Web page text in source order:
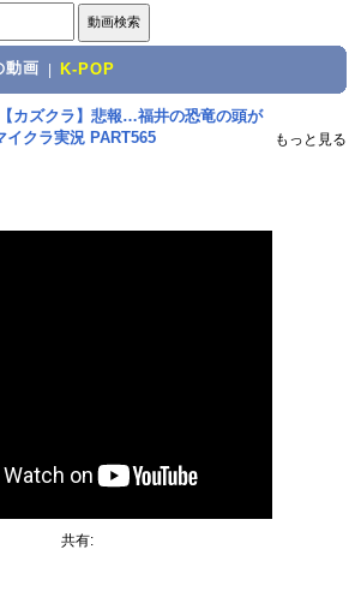
動画 K-POP
【カズクラ】悲報…福井の恐竜の頭が
イクラ実況 PART565
もっと見る
共有: